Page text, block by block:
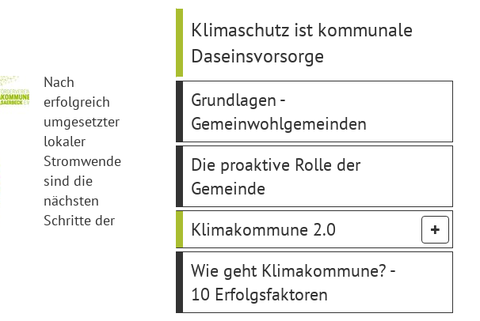
Nach
erfolgreich
umgesetzter
lokaler
Stromwende
sind die
nächsten
Schritte der
Klimaschutz ist kommunale
Daseinsvorsorge
Grundlagen -
Gemeinwohlgemeinden
Die proaktive Rolle der
Gemeinde
Klimakommune 2.0
Wie geht Klimakommune? -
10 Erfolgsfaktoren